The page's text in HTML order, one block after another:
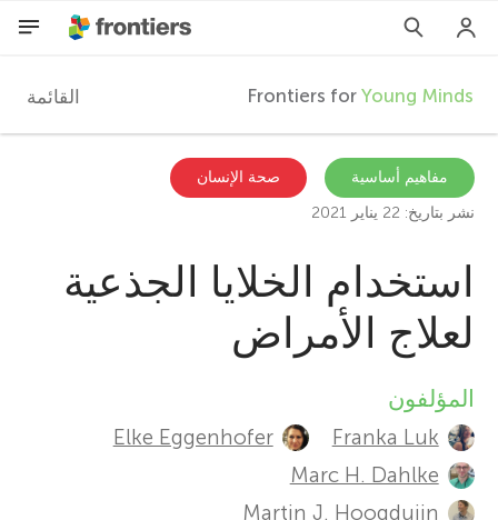
F
r
n
e
Frontiers forYoung Minds القائمة
المقالات
المشاركون
مفاهيم أساسية
صحة الإنسان
نشر بتاريخ: 22 يناير 2021
استخدام الخلايا الجذعية
لعلاج الأمراض
A
u
t
المؤلفون
Franka Luk
Elke Eggenhofer
Marc H. Dahlke
Martin J. Hoogduijn